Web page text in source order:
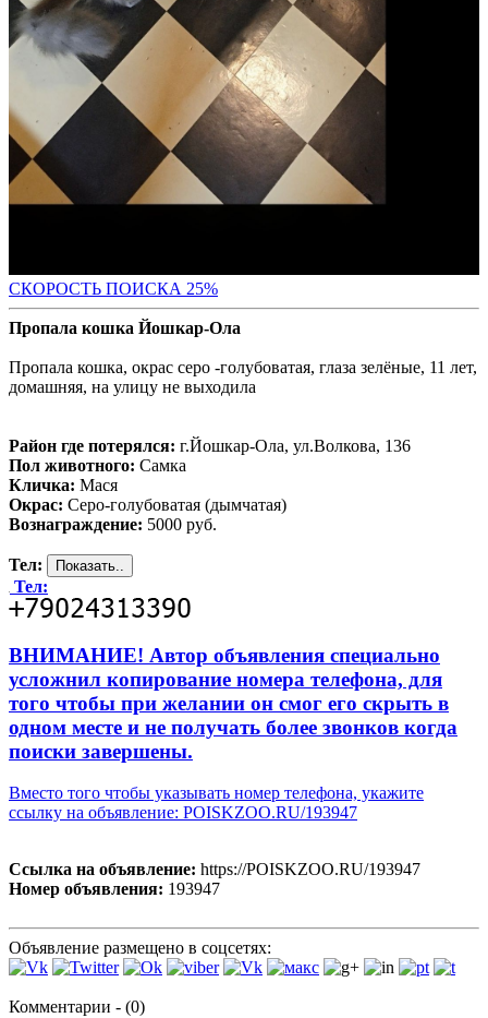
СКОРОСТЬ ПОИСКА 25%
Пропала кошка Йошкар-Ола
Пропала кошка, окрас серо -голубоватая, глаза зелёные, 11 лет,
домашняя, на улицу не выходила
Район где потерялся: г.Йошкар-Ола, ул.Волкова, 136
Пол животного: Самка
Кличка: Мася
Окрас: Серо-голубоватая (дымчатая)
Вознаграждение: 5000 руб.
Тел:
Тел:
ВНИМАНИЕ! Автор объявления специально
усложнил копирование номера телефона, для
того чтобы при желании он смог его скрыть в
одном месте и не получать более звонков когда
поиски завершены.
Вместо того чтобы указывать номер телефона, укажите
ссылку на объявление: POISKZOO.RU/193947
Ссылка на объявление: https://POISKZOO.RU/193947
Номер объявления: 193947
Объявление размещено в соцсетях:
Комментарии - (0)